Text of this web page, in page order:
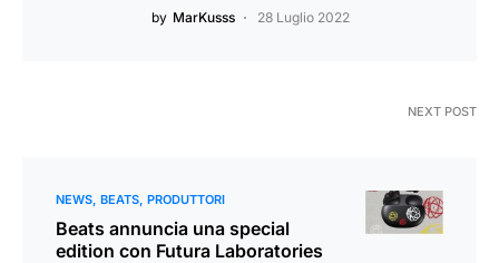
by MarKusss 28 Luglio 2022
NEXT POST
NEWS BEATS PRODUTTORI
Beats annuncia una special
edition con Futura Laboratories